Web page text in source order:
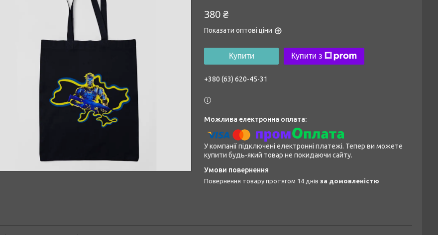
380 ₴
Показати оптові ціни
Купити Купити з
+380 (63) 620-45-31
У компанії підключені електронні платежі. Тепер ви можете
купити будь-який товар не покидаючи сайту.
повернення товару протягом 14 днів за домовленістю